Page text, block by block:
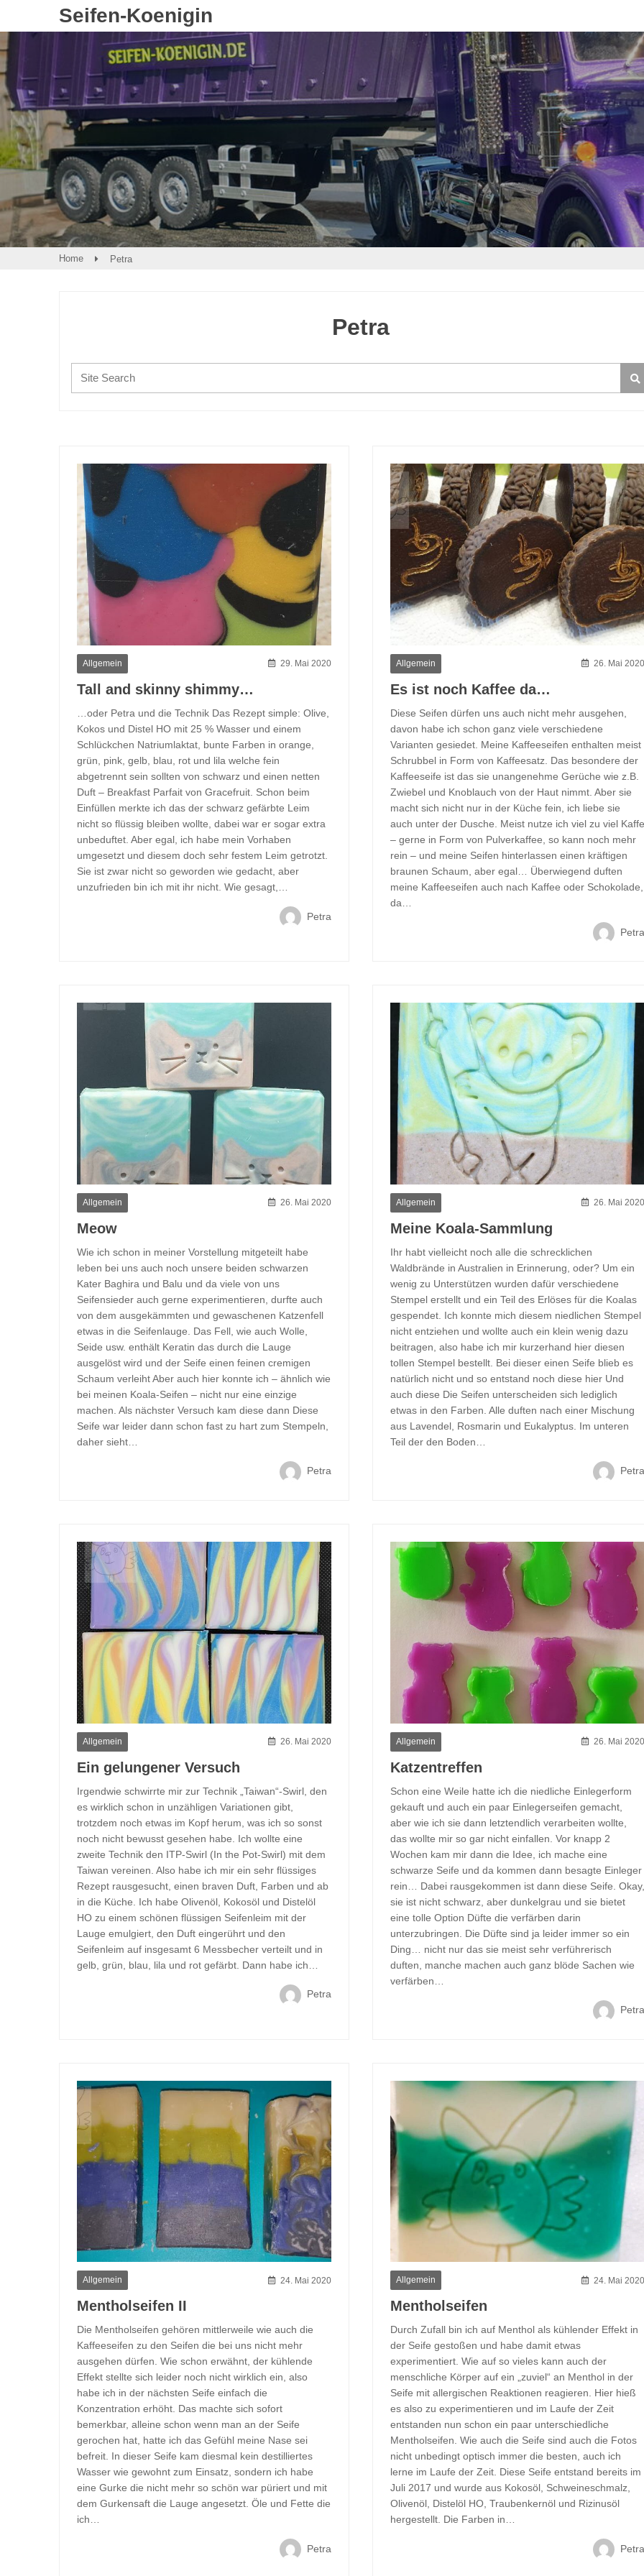
Seifen-Koenigin
Home Petra
Petra
Search:
Allgemein 29. Mai 2020
Tall and skinny shimmy…
…oder Petra und die Technik Das Rezept simple: Olive,
Kokos und Distel HO mit 25 % Wasser und einem
Schlückchen Natriumlaktat, bunte Farben in orange,
grün, pink, gelb, blau, rot und lila welche fein
abgetrennt sein sollten von schwarz und einen netten
Duft – Breakfast Parfait von Gracefruit. Schon beim
Einfüllen merkte ich das der schwarz gefärbte Leim
nicht so flüssig bleiben wollte, dabei war er sogar extra
unbeduftet. Aber egal, ich habe mein Vorhaben
umgesetzt und diesem doch sehr festem Leim getrotzt.
Sie ist zwar nicht so geworden wie gedacht, aber
unzufrieden bin ich mit ihr nicht. Wie gesagt,…
Petra
Allgemein 26. Mai 2020
Es ist noch Kaffee da…
Diese Seifen dürfen uns auch nicht mehr ausgehen,
davon habe ich schon ganz viele verschiedene
Varianten gesiedet. Meine Kaffeeseifen enthalten meist
Schrubbel in Form von Kaffeesatz. Das besondere der
Kaffeeseife ist das sie unangenehme Gerüche wie z.B.
Zwiebel und Knoblauch von der Haut nimmt. Aber sie
macht sich nicht nur in der Küche fein, ich liebe sie
auch unter der Dusche. Meist nutze ich viel zu viel Kaffe
– gerne in Form von Pulverkaffee, so kann noch mehr
rein – und meine Seifen hinterlassen einen kräftigen
braunen Schaum, aber egal… Überwiegend duften
meine Kaffeeseifen auch nach Kaffee oder Schokolade,
da…
Petra
Allgemein 26. Mai 2020
Meow
Wie ich schon in meiner Vorstellung mitgeteilt habe
leben bei uns auch noch unsere beiden schwarzen
Kater Baghira und Balu und da viele von uns
Seifensieder auch gerne experimentieren, durfte auch
von dem ausgekämmten und gewaschenen Katzenfell
etwas in die Seifenlauge. Das Fell, wie auch Wolle,
Seide usw. enthält Keratin das durch die Lauge
ausgelöst wird und der Seife einen feinen cremigen
Schaum verleiht Aber auch hier konnte ich – ähnlich wie
bei meinen Koala-Seifen – nicht nur eine einzige
machen. Als nächster Versuch kam diese dann Diese
Seife war leider dann schon fast zu hart zum Stempeln,
daher sieht…
Petra
Allgemein 26. Mai 2020
Meine Koala-Sammlung
Ihr habt vielleicht noch alle die schrecklichen
Waldbrände in Australien in Erinnerung, oder? Um ein
wenig zu Unterstützen wurden dafür verschiedene
Stempel erstellt und ein Teil des Erlöses für die Koalas
gespendet. Ich konnte mich diesem niedlichen Stempel
nicht entziehen und wollte auch ein klein wenig dazu
beitragen, also habe ich mir kurzerhand hier diesen
tollen Stempel bestellt. Bei dieser einen Seife blieb es
natürlich nicht und so entstand noch diese hier Und
auch diese Die Seifen unterscheiden sich lediglich
etwas in den Farben. Alle duften nach einer Mischung
aus Lavendel, Rosmarin und Eukalyptus. Im unteren
Teil der den Boden…
Petra
Allgemein 26. Mai 2020
Ein gelungener Versuch
Irgendwie schwirrte mir zur Technik „Taiwan“-Swirl, den
es wirklich schon in unzähligen Variationen gibt,
trotzdem noch etwas im Kopf herum, was ich so sonst
noch nicht bewusst gesehen habe. Ich wollte eine
zweite Technik den ITP-Swirl (In the Pot-Swirl) mit dem
Taiwan vereinen. Also habe ich mir ein sehr flüssiges
Rezept rausgesucht, einen braven Duft, Farben und ab
in die Küche. Ich habe Olivenöl, Kokosöl und Distelöl
HO zu einem schönen flüssigen Seifenleim mit der
Lauge emulgiert, den Duft eingerührt und den
Seifenleim auf insgesamt 6 Messbecher verteilt und in
gelb, grün, blau, lila und rot gefärbt. Dann habe ich…
Petra
Allgemein 26. Mai 2020
Katzentreffen
Schon eine Weile hatte ich die niedliche Einlegerform
gekauft und auch ein paar Einlegerseifen gemacht,
aber wie ich sie dann letztendlich verarbeiten wollte,
das wollte mir so gar nicht einfallen. Vor knapp 2
Wochen kam mir dann die Idee, ich mache eine
schwarze Seife und da kommen dann besagte Einleger
rein… Dabei rausgekommen ist dann diese Seife. Okay,
sie ist nicht schwarz, aber dunkelgrau und sie bietet
eine tolle Option Düfte die verfärben darin
unterzubringen. Die Düfte sind ja leider immer so ein
Ding… nicht nur das sie meist sehr verführerisch
duften, manche machen auch ganz blöde Sachen wie
verfärben…
Petra
Allgemein 24. Mai 2020
Mentholseifen II
Die Mentholseifen gehören mittlerweile wie auch die
Kaffeeseifen zu den Seifen die bei uns nicht mehr
ausgehen dürfen. Wie schon erwähnt, der kühlende
Effekt stellte sich leider noch nicht wirklich ein, also
habe ich in der nächsten Seife einfach die
Konzentration erhöht. Das machte sich sofort
bemerkbar, alleine schon wenn man an der Seife
gerochen hat, hatte ich das Gefühl meine Nase sei
befreit. In dieser Seife kam diesmal kein destilliertes
Wasser wie gewohnt zum Einsatz, sondern ich habe
eine Gurke die nicht mehr so schön war püriert und mit
dem Gurkensaft die Lauge angesetzt. Öle und Fette die
ich…
Petra
Allgemein 24. Mai 2020
Mentholseifen
Durch Zufall bin ich auf Menthol als kühlender Effekt in
der Seife gestoßen und habe damit etwas
experimentiert. Wie auf so vieles kann auch der
menschliche Körper auf ein „zuviel“ an Menthol in der
Seife mit allergischen Reaktionen reagieren. Hier hieß
es also zu experimentieren und im Laufe der Zeit
entstanden nun schon ein paar unterschiedliche
Mentholseifen. Wie auch die Seife sind auch die Fotos
nicht unbedingt optisch immer die besten, auch ich
lerne im Laufe der Zeit. Diese Seife entstand bereits im
Juli 2017 und wurde aus Kokosöl, Schweineschmalz,
Olivenöl, Distelöl HO, Traubenkernöl und Rizinusöl
hergestellt. Die Farben in…
Petra